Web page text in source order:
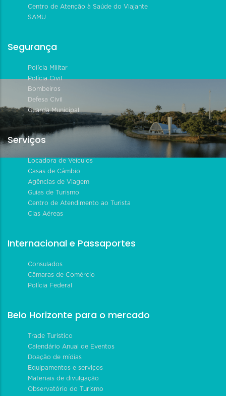
Centro de Atenção à Saúde do Viajante
SAMU
Segurança
Polícia Militar
Polícia Civil
Bombeiros
Defesa Civil
Guarda Municipal
Serviços
Locadora de Veículos
Casas de Câmbio
Agências de Viagem
Guias de Turismo
Centro de Atendimento ao Turista
Cias Aéreas
Internacional e Passaportes
Consulados
Câmaras de Comércio
Polícia Federal
Belo Horizonte para o mercado
Trade Turístico
Calendário Anual de Eventos
Doação de mídias
Equipamentos e serviços
Materiais de divulgação
Observatório do Turismo